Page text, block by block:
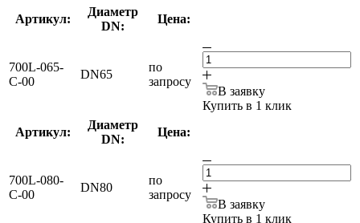
Артикул:
Диаметр
DN:
Цена:
700L-065-
С-00
DN65
по
запросу
В заявку
Купить в 1 клик
Артикул:
Диаметр
DN:
Цена:
700L-080-
С-00
DN80
по
запросу
В заявку
Купить в 1 клик